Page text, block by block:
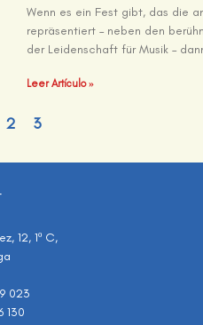
Wenn es ein Fest gibt, das die
repräsentiert – neben den
der Leidenschaft für Musik –
Leer Artículo »
2 3
12, 1º C,
023
130